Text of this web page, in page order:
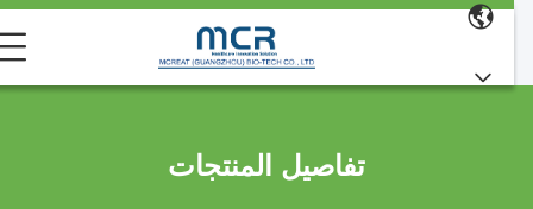
تفاصيل المنتجات